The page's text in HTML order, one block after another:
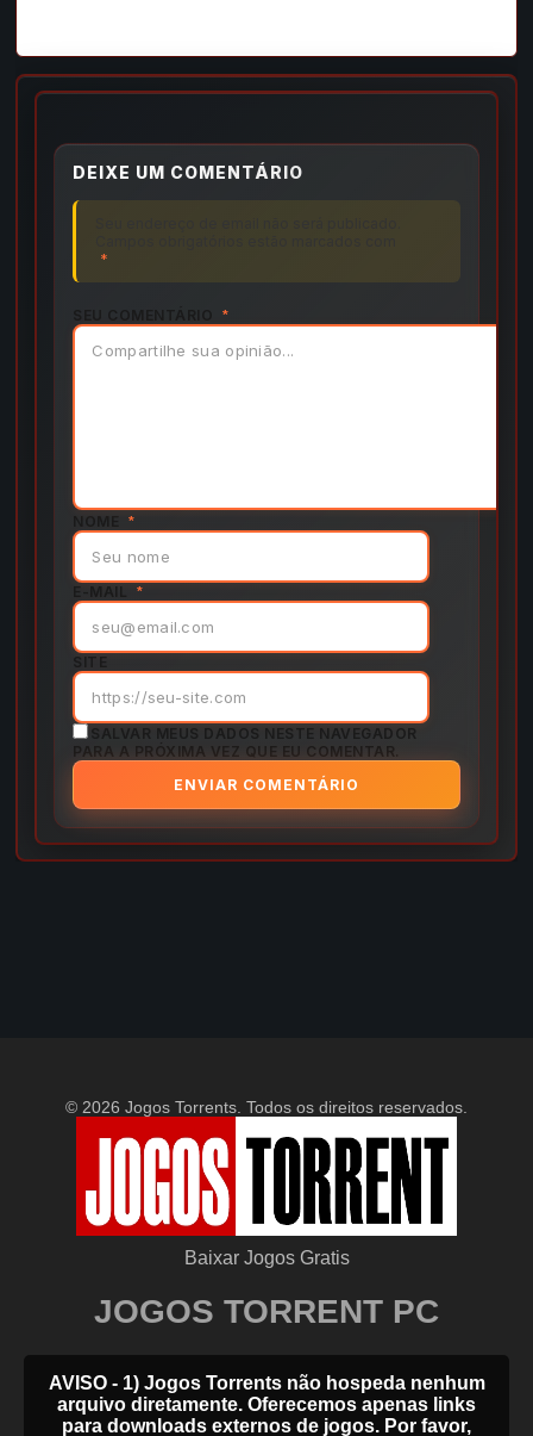
DEIXE UM COMENTÁRIO
*
*
NOME *
E-MAIL *
SITE
SALVAR MEUS DADOS NESTE NAVEGADOR
PARA A PRÓXIMA VEZ QUE EU COMENTAR.
© 2026 Jogos Torrents. Todos os direitos reservados.
Baixar Jogos Gratis
JOGOS TORRENT PC
AVISO - 1) Jogos Torrents não hospeda nenhum
arquivo diretamente. Oferecemos apenas links
para downloads externos de jogos. Por favor,